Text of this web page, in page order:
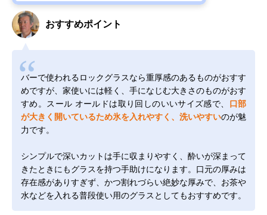
おすすめポイント
バーで使われるロックグラスなら重厚感のあるものがおすす
めですが、家使いには軽く、手になじむ大きさのものがおす
すめ。スール オールドは取り回しのいいサイズ感で、 口部
が大きく開いているため氷を入れやすく、洗いやすいのが魅
力です。
シンプルで深いカットは手に収まりやすく、酔いが深まって
きたときにもグラスを持つ手助けになります。口元の厚みは
存在感がありすぎず、かつ割れづらい絶妙な厚みで、お茶や
水などを入れる普段使い用のグラスとしてもおすすめです。